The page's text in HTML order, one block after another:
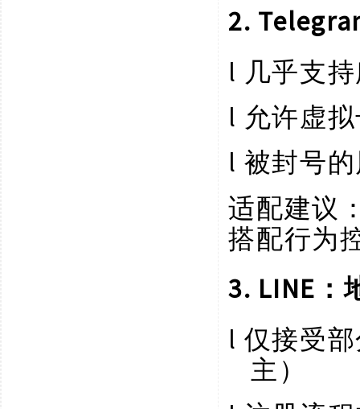
2.
l 几乎支
l 允许虚
l 被封号
适配建议
搭配行为
3. LINE：
l 仅接受
主）